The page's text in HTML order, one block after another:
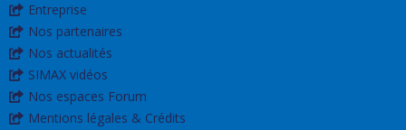
Entreprise
Nos partenaires
Nos actualités
SIMAX vidéos
Nos espaces Forum
Mentions légales & Crédits